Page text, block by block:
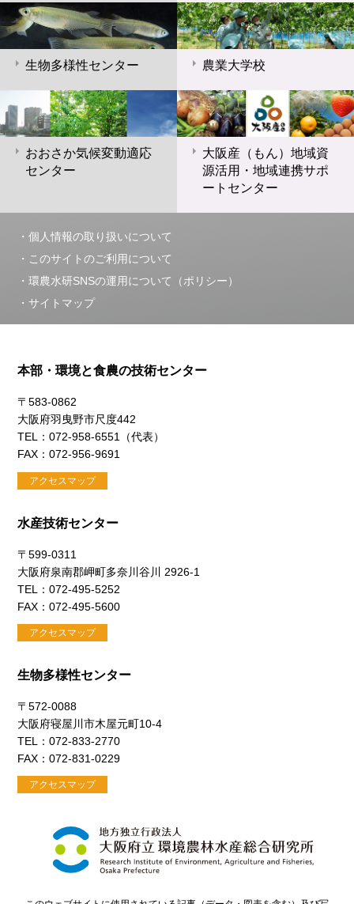
生物多様性センター 農業大学校
おおさか気候変動適応
センター
大阪産（もん）地域資
源活用・地域連携サポ
ートセンター
個人情報の取り扱いについて
このサイトのご利用について
環農水研SNSの運用について（ポリシー）
サイトマップ
本部・環境と食農の技術センター
〒583-0862
大阪府羽曳野市尺度442
TEL：072-958-6551（代表）
FAX：072-956-9691
アクセスマップ
水産技術センター
〒599-0311
大阪府泉南郡岬町多奈川谷川 2926-1
TEL：072-495-5252
FAX：072-495-5600
アクセスマップ
生物多様性センター
〒572-0088
大阪府寝屋川市木屋元町10-4
TEL：072-833-2770
FAX：072-831-0229
アクセスマップ